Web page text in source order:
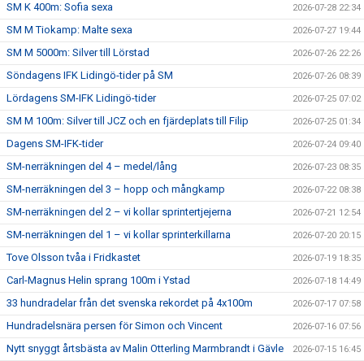
SM K 400m: Sofia sexa 2026-07-28 22:34
SM M Tiokamp: Malte sexa 2026-07-27 19:44
SM M 5000m: Silver till Lörstad 2026-07-26 22:26
Söndagens IFK Lidingö-tider på SM 2026-07-26 08:39
Lördagens SM-IFK Lidingö-tider 2026-07-25 07:02
SM M 100m: Silver till JCZ och en fjärdeplats till Filip 2026-07-25 01:34
Dagens SM-IFK-tider 2026-07-24 09:40
SM-nerräkningen del 4 – medel/lång 2026-07-23 08:35
SM-nerräkningen del 3 – hopp och mångkamp 2026-07-22 08:38
SM-nerräkningen del 2 – vi kollar sprintertjejerna 2026-07-21 12:54
SM-nerräkningen del 1 – vi kollar sprinterkillarna 2026-07-20 20:15
Tove Olsson tvåa i Fridkastet 2026-07-19 18:35
Carl-Magnus Helin sprang 100m i Ystad 2026-07-18 14:49
33 hundradelar från det svenska rekordet på 4x100m 2026-07-17 07:58
Hundradelsnära persen för Simon och Vincent 2026-07-16 07:56
Nytt snyggt årtsbästa av Malin Otterling Marmbrandt i Gävle 2026-07-15 16:45